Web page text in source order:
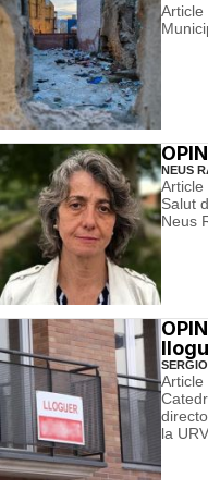
Article
NEUS
Article
Salut
Neus
Article
la URV